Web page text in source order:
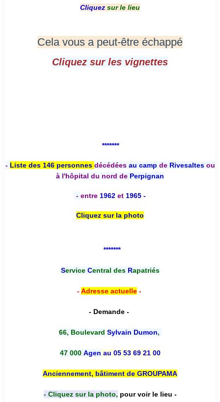
Cliquez sur le lieu
Cela vous a peut-être échappé
Cliquez sur les vignettes
*******
- Liste des 146 personnes décédées au camp deRivesaltesou
à l'hôpital du nord de Perpignan
- entre 1962 et 1965 -
Cliquez sur la photo
*******
Service Central desRapatriés
-Adresse actuelle-
- Demande -
66, Boulevard Sylvain Dumon,
47 000 Agen au 05 53 69 21 00
Anciennement, bâtiment de GROUPAMA
- Cliquez sur la photo, pour voir le lieu -